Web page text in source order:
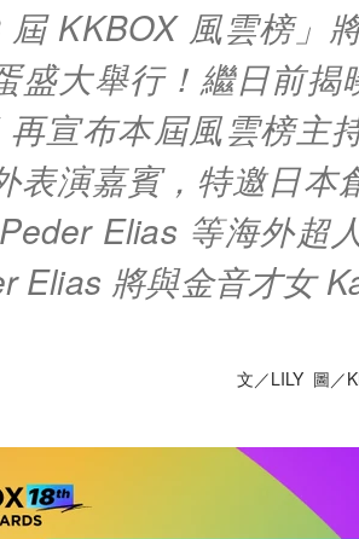
屆 KKBOX 風雲榜
盛大舉行！繼日前揭
再宣布本屆風雲榜主
表演嘉賓，特邀日本
Elias 等海外超
Elias 將與金音才女
文／LILY 圖／